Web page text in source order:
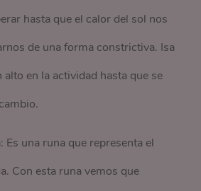
hasta que el calor del sol nos
de una forma constrictiva. Isa
alto en la actividad hasta que se
Es una runa que representa el
Con esta runa vemos que